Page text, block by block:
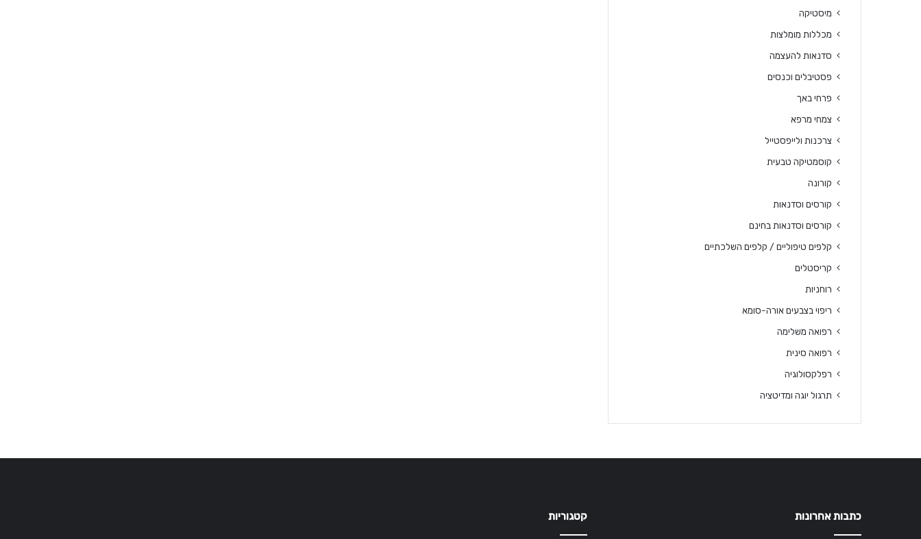
מיסטיקה
מכללות מומלצות
סדנאות להעצמה
פסטיבלים וכנסים
פרחי באך
צמחי מרפא
צרכנות ולייפסטייל
קוסמטיקה טבעית
קורונה
קורסים וסדנאות
קורסים וסדנאות בחינם
קלפים טיפוליים / קלפים השלכתיים
קריסטלים
רוחניות
ריפוי בצבעים אורה-סומא
רפואה משלימה
רפואה סינית
רפלקסולוגיה
תרגול יוגה ומדיטציה
כתבות אחרונות קטגוריות